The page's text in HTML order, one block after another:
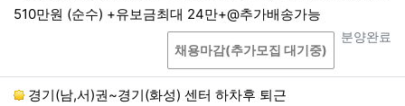
제3조. 개인정보의 보유 및 이용 기간
1.회사는 이용자로부터 개인정보 수집 시에, 동의 받
은 기간 내에서 개인정보를 보유 및 이용합니다. 다
510만원 (순수) +유보금최대 24만+@추가배송가능
진행상태
분양완료
상담
채용마감(추가모집 대기중)
경기(남,서)권~경기(화성) 센터 하차후 퇴근